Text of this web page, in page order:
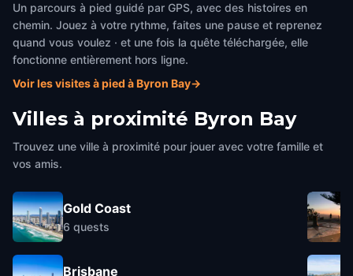
Un parcours à pied guidé par GPS, avec des histoires en
chemin. Jouez à votre rythme, faites une pause et reprenez
quand vous voulez · et une fois la quête téléchargée, elle
fonctionne entièrement hors ligne.
Voir les visites à pied à Byron Bay→
Villes à proximité Byron Bay
Trouvez une ville à proximité pour jouer avec votre famille et
vos amis.
Gold Coast
6 quests
Brisbane